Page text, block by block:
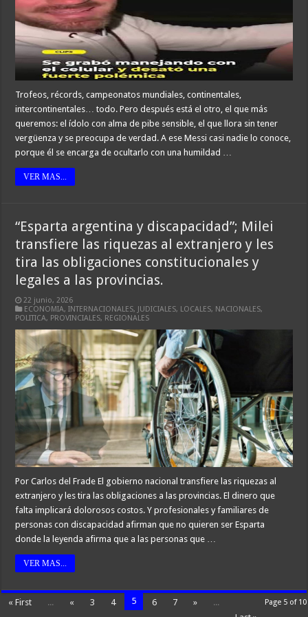
Trofeos, récords, campeonatos mundiales, continentales,
intercontinentales… todo. Pero después está el otro, el que más
queremos: el ídolo con alma de pibe sensible, el que llora sin tener
vergüenza y se preocupa de verdad. A ese Messi casi nadie lo conoce,
porque él se encarga de ocultarlo con una humildad …
VER MAS...
“Esparta argentina y discapacidad”; Milei
transfiere las riquezas al extranjero y les
tira las obligaciones constitucionales y
legales a las provincias.
22 junio, 2026
ECONOMIA,INTERNACIONALES, JUDICIALES, LOCALES, NACIONALES,
POLITICA, PROVINCIALES, REGIONALES
Por Carlos del Frade El gobierno nacional transfiere las riquezas al
extranjero y les tira las obligaciones a las provincias. El dinero que
falta implicará dolorosos costos. Y profesionales y familiares de
personas con discapacidad afirman que no quieren ser Esparta
donde la leyenda afirma que a las personas que …
VER MAS...
Page 5 of 10
« First ... « 3 4 5 6 7 »
...